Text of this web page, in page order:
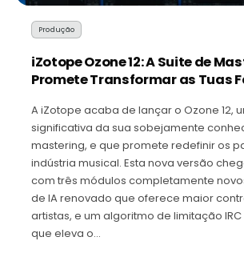
Produção
iZotope Ozone 12: A Suite de
Promete Transformar as Tuas
A iZotope acaba de lançar o Ozone 12,
significativa da sua sobejamente
mastering, e que promete redefinir os
indústria musical. Esta nova versão
com três módulos completamente
de IA renovado que oferece maior
artistas, e um algoritmo de limitação
que eleva o…